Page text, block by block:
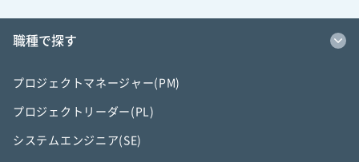
職種で探す
プロジェクトマネージャー(PM)
プロジェクトリーダー(PL)
システムエンジニア(SE)